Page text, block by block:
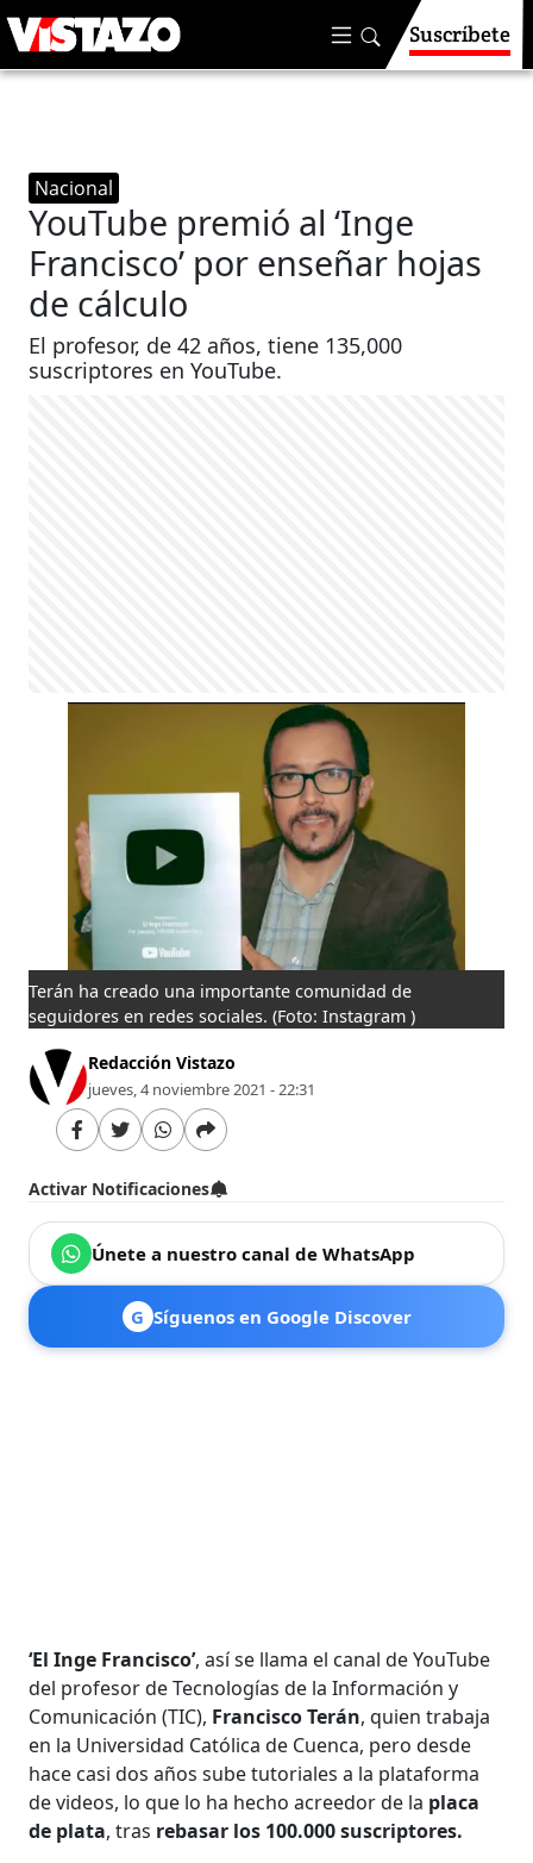
Suscríbete
Nacional
YouTube premió al ‘Inge
Francisco’ por enseñar hojas
de cálculo
El profesor, de 42 años, tiene 135,000
suscriptores en YouTube.
Terán ha creado una importante comunidad de
seguidores en redes sociales.(Foto: Instagram )
Redacción Vistazo
jueves, 4 noviembre 2021 - 22:31
Activar Notificaciones
Únete a nuestro canal de WhatsApp
G Síguenos en Google Discover
‘El Inge Francisco’, así se llama el canal de YouTube
del profesor de Tecnologías de la Información y
Comunicación (TIC), Francisco Terán, quien trabaja
en la Universidad Católica de Cuenca, pero desde
hace casi dos años sube tutoriales a la plataforma
de videos, lo que lo ha hecho acreedor de la placa
de plata, tras rebasar los 100.000 suscriptores.